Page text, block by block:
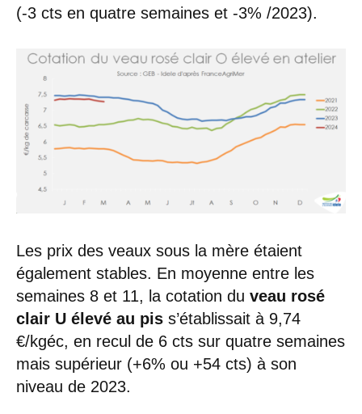
(-3 cts en quatre semaines et -3% /2023).
Les prix des veaux sous la mère étaient
également stables. En moyenne entre les
semaines 8 et 11, la cotation du veau rosé
clair U élevé au pis s’établissait à 9,74
€/kgéc, en recul de 6 cts sur quatre semaines
mais supérieur (+6% ou +54 cts) à son
niveau de 2023.